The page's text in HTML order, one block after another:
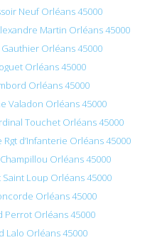
Neuf Orléans 45000
Martin Orléans 45000
Orléans 45000
Orléans 45000
Orléans 45000
Valadon Orléans 45000
Touchet Orléans 45000
d’Infanterie Orléans 45000
Orléans 45000
Loup Orléans 45000
Orléans 45000
Perrot Orléans 45000
Lalo Orléans 45000